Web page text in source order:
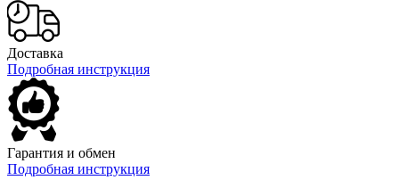
Доставка
Подробная инструкция
Гарантия и обмен
Подробная инструкция